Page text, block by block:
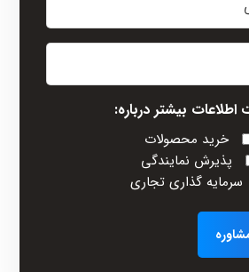
نام
(Required)
اطلاعات بیشتر درباره:
خرید محصولات
پذیرش نمایندگی
سرمایه گذاری تجاری